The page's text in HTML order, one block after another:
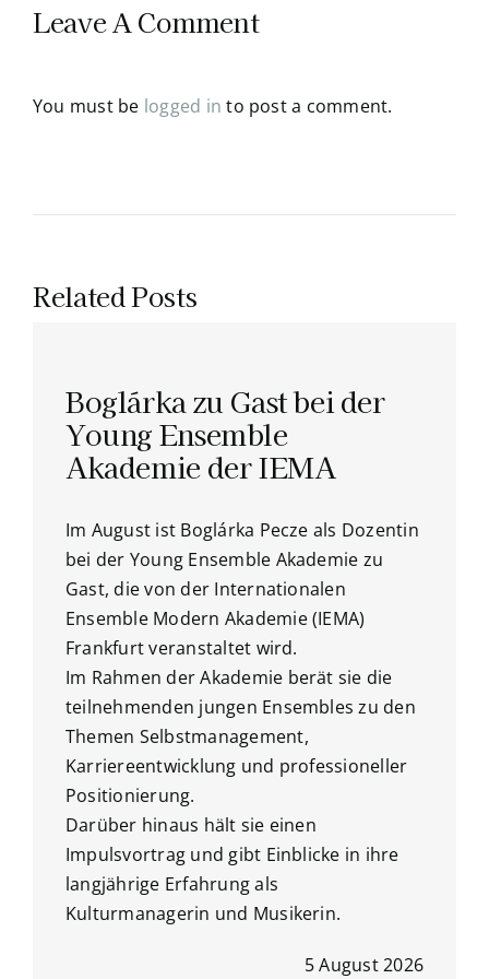
Leave A Comment
You must be logged in to post a comment.
Related Posts
Boglárka zu Gast bei der
Young Ensemble
Akademie der IEMA
Im August ist Boglárka Pecze als Dozentin
bei der Young Ensemble Akademie zu
Gast, die von der Internationalen
Ensemble Modern Akademie (IEMA)
Frankfurt veranstaltet wird.
Im Rahmen der Akademie berät sie die
teilnehmenden jungen Ensembles zu den
Themen Selbstmanagement,
Karriereentwicklung und professioneller
Positionierung.
Darüber hinaus hält sie einen
Impulsvortrag und gibt Einblicke in ihre
langjährige Erfahrung als
Kulturmanagerin und Musikerin.
5 August 2026